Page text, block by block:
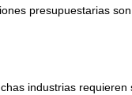
presupuestarias
industrias